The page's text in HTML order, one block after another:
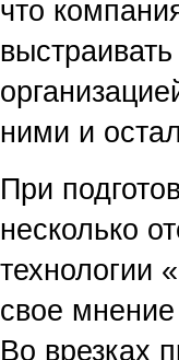
что
ними и
При
несколько
технологии
свое
Во врезках